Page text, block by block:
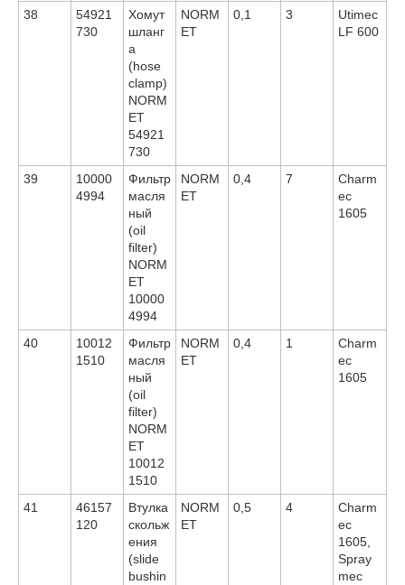
38
54921
730
Хомут
шланг
а
(hose
clamp)
NORM
ET
54921
730
NORM
ET
0,1 3
Utimec
LF 600
39
10000
4994
Фильтр
масля
ный
(oil
filter)
NORM
ET
10000
4994
NORM
ET
0,4 7
Charm
ec
1605
40
10012
1510
Фильтр
масля
ный
(oil
filter)
NORM
ET
10012
1510
NORM
ET
0,4 1
Charm
ec
1605
41
46157
120
Втулка
скольж
ения
(slide
bushin
NORM
ET
0,5 4
Charm
ec
1605,
Spray
mec